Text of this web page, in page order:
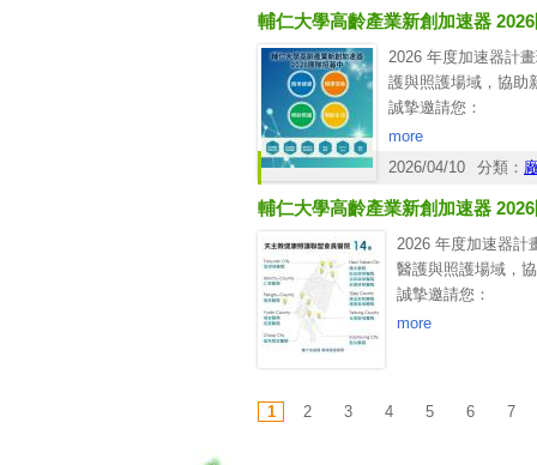
2、太空關鍵機構零組件、超精密自
3、開發無人機或智慧載具（無人機
若您對本計畫有任
期待未來有機會再
敬祝
順心平安
聯絡窗口：陳小姐
02-29056258
輔仁大學高齡產業新創加速器
2026 年度加速器計
護與照護場域，協助
誠摯邀請您：
•推薦合適的新創團
•或轉知有興趣投入
若您對本計畫有任何
期待未來有機會再
敬祝
順心平安
聯絡窗口：陳小姐
more
2026/04/10
分類：
輔仁大學高齡產業新創加速器
2026 年度加速器計
醫護與照護場域，
誠摯邀請您：
•推薦合適的新創團
期待未來有機會再
more
1 2 3 4 5 6 7